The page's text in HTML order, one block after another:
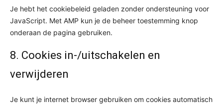
Je hebt het cookiebeleid geladen zonder ondersteuning voor
JavaScript. Met AMP kun je de beheer toestemming knop
onderaan de pagina gebruiken.
8. Cookies in-/uitschakelen en
verwijderen
Je kunt je internet browser gebruiken om cookies automatisch